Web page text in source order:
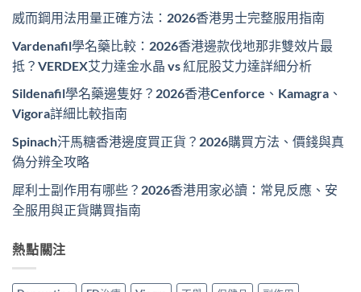
威而鋼用法用量正確方法：2026香港男士完整服用指南
Vardenafil學名藥比較：2026香港邊款伐地那非雙效片最
抵？VERDEX艾力達金水晶 vs 紅屁股艾力達詳細分析
Sildenafil學名藥邊隻好？2026香港Cenforce、Kamagra、
Vigora詳細比較指南
Spinach汗馬糖香港邊度買正貨？2026購買方法、價錢與真
偽分辨全攻略
犀利士副作用有哪些？2026香港用家必讀：常見反應、安
全服用與正貨購買指南
熱點關注